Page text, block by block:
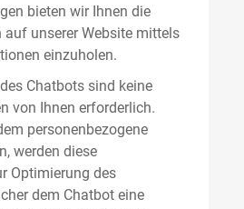
bieten wir Ihnen die
unserer Website mittels
einzuholen.
Chatbots sind keine
von Ihnen erforderlich.
personenbezogene
werden diese
Optimierung des
dem Chatbot eine